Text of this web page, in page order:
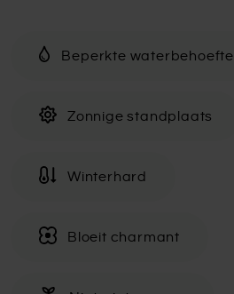
Beperkte waterbehoefte
Zonnige standplaats
Winterhard
Bloeit charmant